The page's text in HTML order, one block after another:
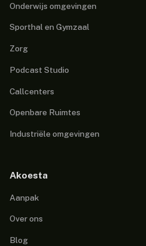
Onderwijs omgevingen
Sporthal en Gymzaal
Zorg
Podcast Studio
Callcenters
Openbare Ruimtes
Industriële omgevingen
Akoesta
Aanpak
Over ons
Blog